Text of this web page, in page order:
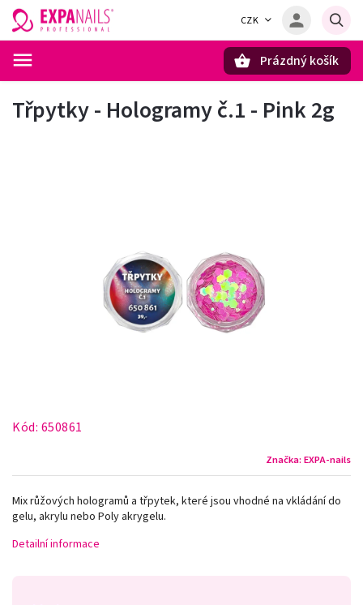
CZK
Prázdný košík
Třpytky - Hologramy č.1 - Pink 2g
Kód: 650861
Značka: EXPA-nails
Mix růžových hologramů a třpytek, které jsou vhodné na vkládání do
gelu, akrylu nebo Poly akrygelu.
Detailní informace